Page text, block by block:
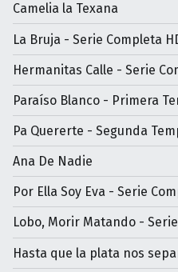
Camelia la Texana
La Bruja - Serie Completa
Hermanitas Calle - Serie
Paraíso Blanco - Primera
Pa Quererte - Segunda
Ana De Nadie
Por Ella Soy Eva - Serie
Lobo, Morir Matando -
Hasta que la plata nos